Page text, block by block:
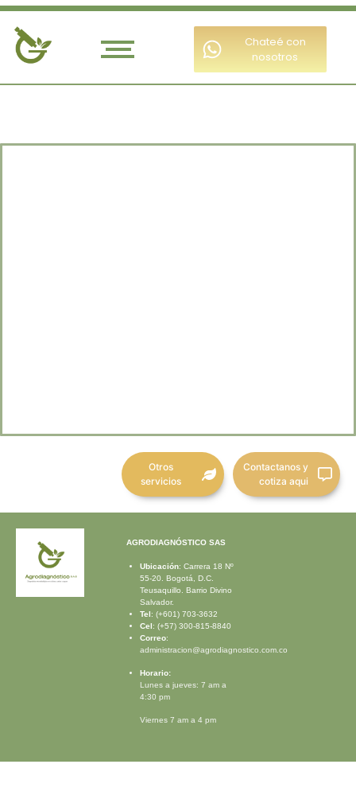
Chateé con
nosotros
Contactanos y
cotiza aqui
Otros
servicios
AGRODIAGNÓSTICO SAS
Ubicación: Carrera 18 Nº
55-20. Bogotá, D.C.
Teusaquillo. Barrio Divino
Salvador.
Tel: (+601) 703-3632
Cel: (+57) 300-815-8840
Correo:
administracion@agrodiagnostico.com.co
Horario:
Lunes a jueves: 7 am a
4:30 pm
Viernes 7 am a 4 pm